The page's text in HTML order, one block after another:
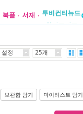
북플 서재
창작플랫폼
설정 25개
보관함 담기 마이리스트 담기